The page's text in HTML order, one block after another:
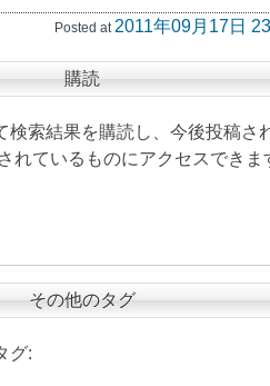
Posted at 2011年09月17日
購読
検索結果を購読し、今後投稿さ
れているものにアクセスできま
その他のタグ
グ: